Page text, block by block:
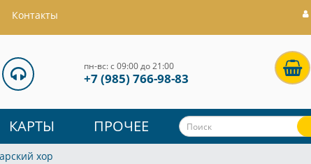
Контакты
пн-вс: с 09:00 до 21:00
+7 (985) 766-98-83
КАРТЫ ПРОЧЕЕ
хор